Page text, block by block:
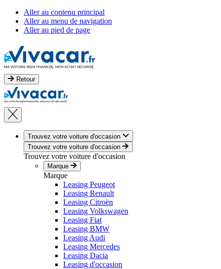
Aller au contenu principal
Aller au menu de navigation
Aller au pied de page
Retour
Trouvez votre voiture d'occasion
Trouvez votre voiture d'occasion
Trouvez votre voiture d'occasion
Marque
Marque
Leasing Peugeot
Leasing Renault
Leasing Citroën
Leasing Volkswagen
Leasing Fiat
Leasing BMW
Leasing Audi
Leasing Mercedes
Leasing Dacia
Leasing d'occasion